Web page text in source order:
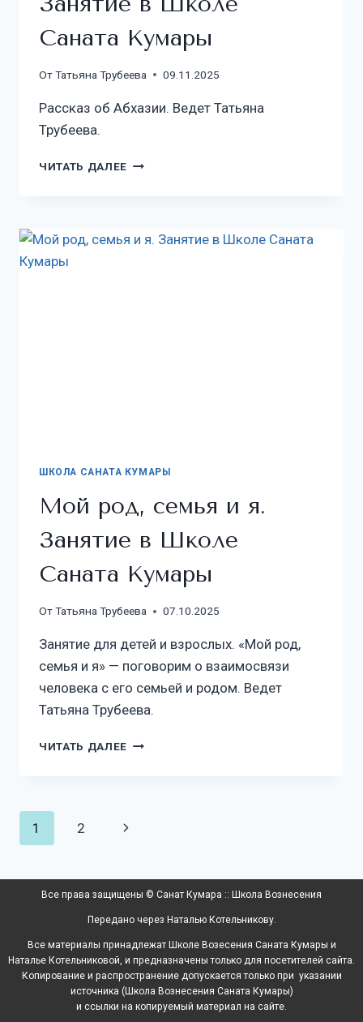
Саната Кумары
ОтТатьяна Трубеева 09.11.2025
Рассказ об Абхазии. Ведет Татьяна
Трубеева.
ЧИТАТЬ ДАЛЕЕ
ШКОЛА САНАТА КУМАРЫ
Мой род, семья и я.
Занятие в Школе
Саната Кумары
ОтТатьяна Трубеева 07.10.2025
Занятие для детей и взрослых. «Мой род,
семья и я» — поговорим о взаимосвязи
человека с его семьей и родом. Ведет
Татьяна Трубеева.
ЧИТАТЬ ДАЛЕЕ
1 2
Все права защищены © Санат Кумара :: Школа Вознесения
Передано через Наталью Котельникову.
Все материалы принадлежат Школе Возесения Саната Кумары и
Наталье Котельниковой, и предназначены только для посетителей сайта.
Копирование и распространение допускается только при указании
источника (Школа Вознесения Саната Кумары)
и ссылки на копируемый материал на сайте.